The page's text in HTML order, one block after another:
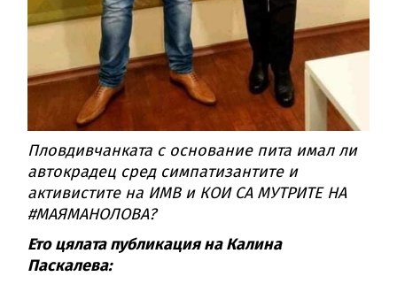
Пловдивчанката с основание пита имал ли
автокрадец сред симпатизантите и
активистите на ИМВ и КОИ СА МУТРИТЕ НА
#МАЯМАНОЛОВА?
Ето цялата публикация на Калина
Паскалева: